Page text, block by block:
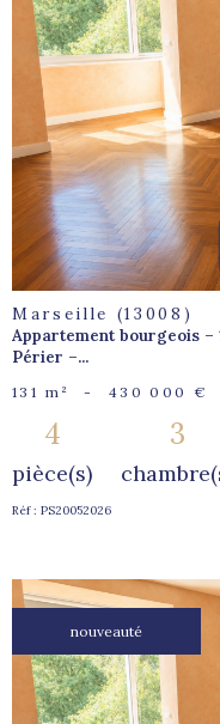
Marseille (13008)
Appartement bourgeois –
Périer –...
131 m² - 430 000 €
4
pièce(s)
3
Réf : PS20052026
nouveauté